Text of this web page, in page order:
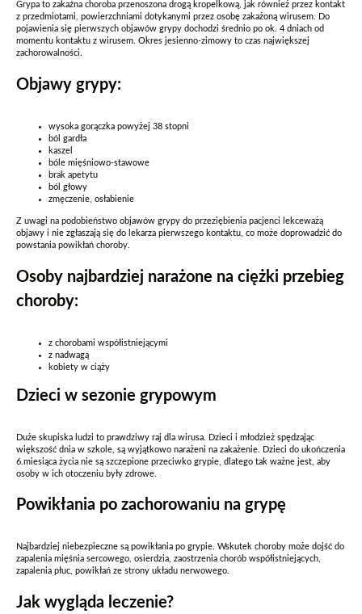
Grypa to zakaźna choroba przenoszona drogą kropelkową, jak również przez kontakt
z przedmiotami, powierzchniami dotykanymi przez osobę zakażoną wirusem. Do
pojawienia się pierwszych objawów grypy dochodzi średnio po ok. 4 dniach od
momentu kontaktu z wirusem. Okres jesienno-zimowy to czas największej
zachorowalności.
Objawy grypy:
wysoka gorączka powyżej 38 stopni
ból gardła
kaszel
bóle mięśniowo-stawowe
brak apetytu
ból głowy
zmęczenie, osłabienie
Z uwagi na podobieństwo objawów grypy do przeziębienia pacjenci lekceważą
objawy i nie zgłaszają się do lekarza pierwszego kontaktu, co może doprowadzić do
powstania powikłań choroby.
Osoby najbardziej narażone na ciężki przebieg
choroby:
z chorobami współistniejącymi
z nadwagą
kobiety w ciąży
Dzieci w sezonie grypowym
Duże skupiska ludzi to prawdziwy raj dla wirusa. Dzieci i młodzież spędzając
większość dnia w szkole, są wyjątkowo narażeni na zakażenie. Dzieci do ukończenia
6.miesiąca życia nie są szczepione przeciwko grypie, dlatego tak ważne jest, aby
osoby w ich otoczeniu były zdrowe.
Powikłania po zachorowaniu na grypę
Najbardziej niebezpieczne są powikłania po grypie. Wskutek choroby może dojść do
zapalenia mięśnia sercowego, osierdzia, zaostrzenia chorób współistniejących,
zapalenia płuc, powikłań ze strony układu nerwowego.
Jak wygląda leczenie?